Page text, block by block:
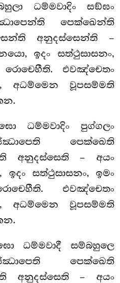
ධම්මවාදිං සඞ්ඝං
පෙක්ඛෙන්ති
අනුදස්සෙන්ති –
ඉදං සත්ථුසාසනං,
එවඤ්චෙතං
අධම්මෙන වූපසම්මති
ධම්මවාදිං පුග්ගලං
පෙක්ඛෙති
අනුදස්සෙති – අයං
සත්ථුසාසනං, ඉමං
එවඤ්චෙතං
අධම්මෙන වූපසම්මති
ධම්මවාදී සම්බහුලෙ
පෙක්ඛෙති
අනුදස්සෙති – අයං